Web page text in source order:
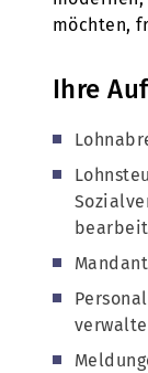
möchten,
Ihre